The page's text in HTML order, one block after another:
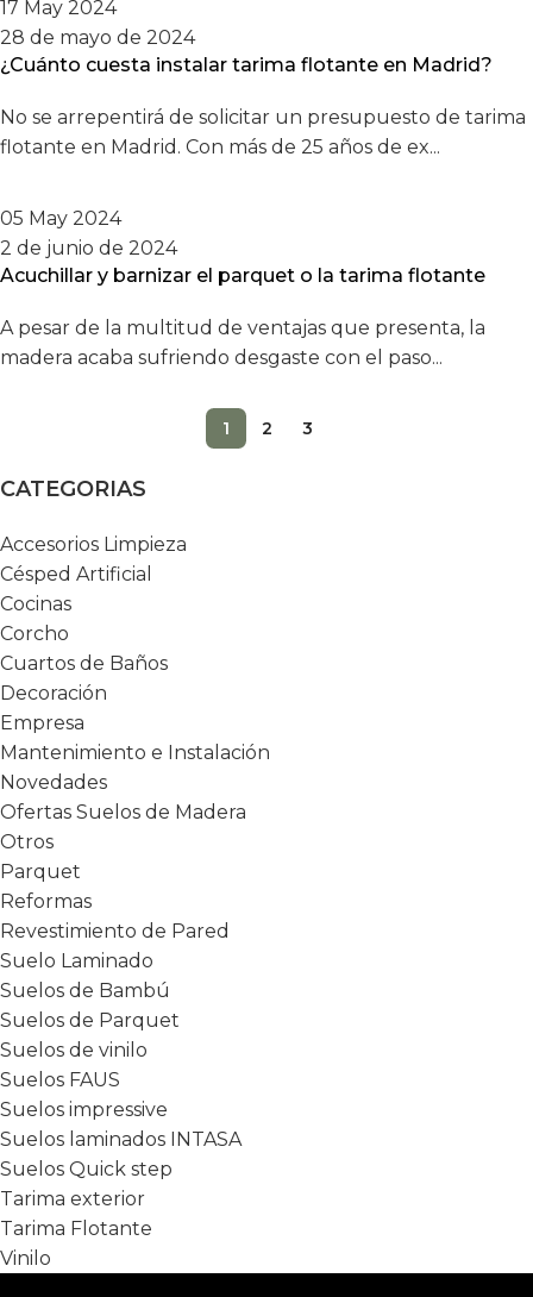
17 May 2024
28 de mayo de 2024
¿Cuánto cuesta instalar tarima flotante en Madrid?
No se arrepentirá de solicitar un presupuesto de tarima
flotante en Madrid. Con más de 25 años de ex...
05 May 2024
2 de junio de 2024
Acuchillar y barnizar el parquet o la tarima flotante
A pesar de la multitud de ventajas que presenta, la
madera acaba sufriendo desgaste con el paso...
1 2 3
CATEGORIAS
Accesorios Limpieza
Césped Artificial
Cocinas
Corcho
Cuartos de Baños
Decoración
Empresa
Mantenimiento e Instalación
Novedades
Ofertas Suelos de Madera
Otros
Parquet
Reformas
Revestimiento de Pared
Suelo Laminado
Suelos de Bambú
Suelos de Parquet
Suelos de vinilo
Suelos FAUS
Suelos impressive
Suelos laminados INTASA
Suelos Quick step
Tarima exterior
Tarima Flotante
Vinilo